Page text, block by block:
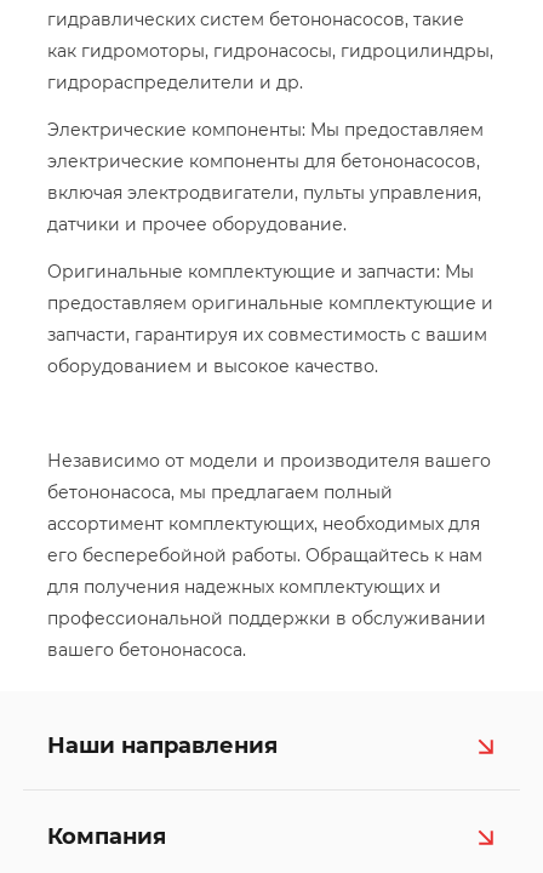
гидравлических систем бетононасосов, такие
как гидромоторы, гидронасосы, гидроцилиндры,
гидрораспределители и др.
Электрические компоненты: Мы предоставляем
электрические компоненты для бетононасосов,
включая электродвигатели, пульты управления,
датчики и прочее оборудование.
Оригинальные комплектующие и запчасти: Мы
предоставляем оригинальные комплектующие и
запчасти, гарантируя их совместимость с вашим
оборудованием и высокое качество.
Независимо от модели и производителя вашего
бетононасоса, мы предлагаем полный
ассортимент комплектующих, необходимых для
его бесперебойной работы. Обращайтесь к нам
для получения надежных комплектующих и
профессиональной поддержки в обслуживании
вашего бетононасоса.
Наши направления
Компания